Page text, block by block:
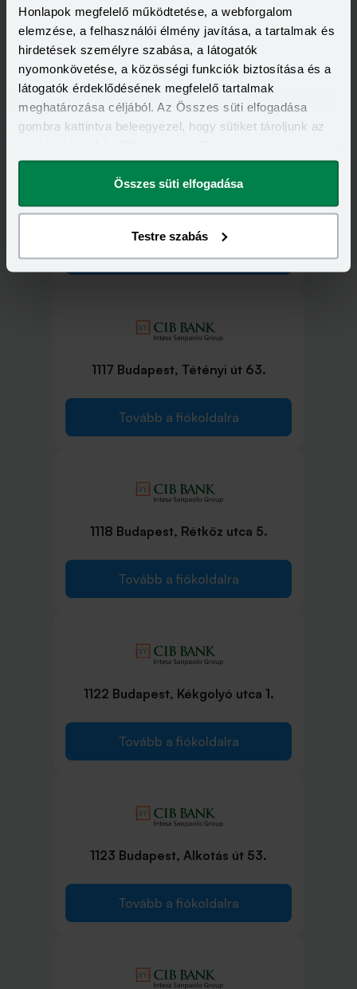
Honlapok megfelelő működtetése, a webforgalom
elemzése, a felhasználói élmény javítása, a tartalmak és
hirdetések személyre szabása, a látogatók
nyomonkövetése, a közösségi funkciók biztosítása és a
látogatók érdeklődésének megfelelő tartalmak
meghatározása céljából. Az Összes süti elfogadása
gombra kattintva beleegyezel, hogy sütiket tároljunk az
megváltoztathatod.
Összes süti elfogadása
Testre szabás
1102 Budapest, Kőrösi Csoma Sándor
út 2-4.
Tovább a fiókoldalra
1117 Budapest, Október 23. utca 8-
10.
Tovább a fiókoldalra
1117 Budapest, Tétényi út 63.
Tovább a fiókoldalra
1118 Budapest, Rétköz utca 5.
Tovább a fiókoldalra
1122 Budapest, Kékgolyó utca 1.
Tovább a fiókoldalra
1123 Budapest, Alkotás út 53.
Tovább a fiókoldalra